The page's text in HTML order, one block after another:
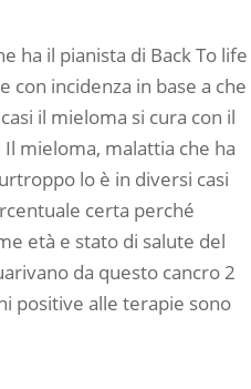
ha il pianista di Back To life
con incidenza in base a che
il mieloma si cura con il
mieloma, malattia che ha
lo è in diversi casi
certa perché
età e stato di salute del
da questo cancro 2
positive alle terapie sono